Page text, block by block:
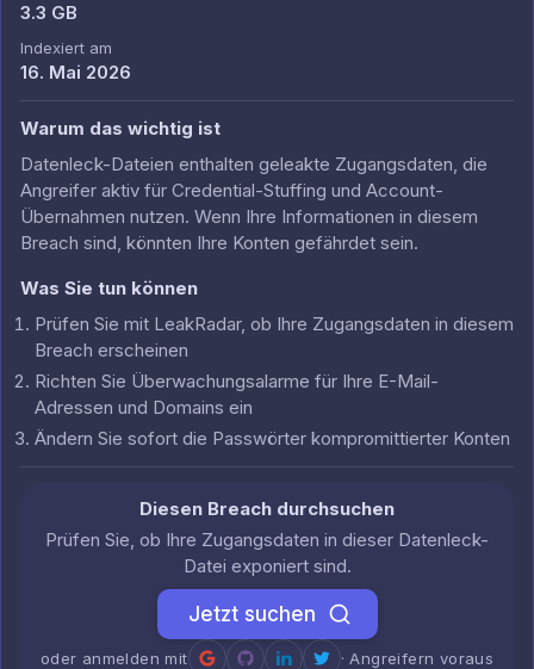
3.3 GB
Indexiert am
16. Mai 2026
Warum das wichtig ist
Datenleck-Dateien enthalten geleakte Zugangsdaten, die
Angreifer aktiv für Credential-Stuffing und Account-
Übernahmen nutzen. Wenn Ihre Informationen in diesem
Breach sind, könnten Ihre Konten gefährdet sein.
Was Sie tun können
Prüfen Sie mit LeakRadar, ob Ihre Zugangsdaten in diesem
Breach erscheinen
Richten Sie Überwachungsalarme für Ihre E-Mail-
Adressen und Domains ein
Ändern Sie sofort die Passwörter kompromittierter Konten
Diesen Breach durchsuchen
Prüfen Sie, ob Ihre Zugangsdaten in dieser Datenleck-
Datei exponiert sind.
Jetzt suchen
oder anmelden mit · Angreifern voraus